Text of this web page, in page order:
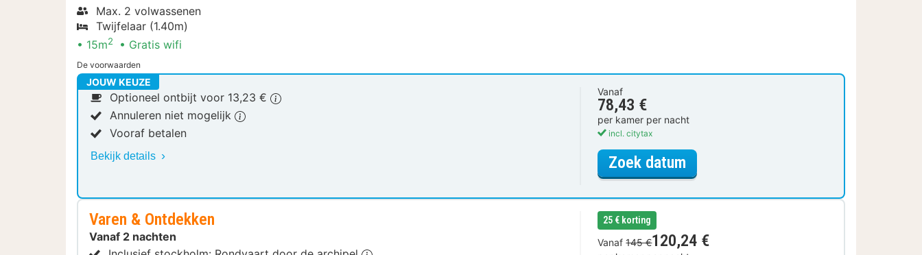
Max. 2 volwassenen
Twijfelaar (1.40m)
15m2 Gratis wifi
De voorwaarden
JOUW KEUZE
Optioneel ontbijt voor 13,23 €
Annuleren niet mogelijk
Vooraf betalen
Bekijk details
Vanaf
78,43 €
per kamer per nacht
incl. citytax
Zoek datumvoor Kleine tweepersoonskamer
Varen & Ontdekken
Vanaf 2 nachten
25 € korting
Vanaf 145 €120,24 €